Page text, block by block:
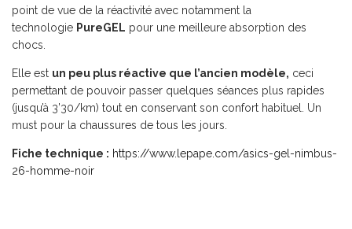
point de vue de la réactivité avec notamment la
technologie PureGEL pour une meilleure absorption des
chocs.
Elle est un peu plus réactive que l’ancien modèle, ceci
permettant de pouvoir passer quelques séances plus rapides
(jusqu’à 3’30/km) tout en conservant son confort habituel. Un
must pour la chaussures de tous les jours.
Fiche technique : https://www.lepape.com/asics-gel-nimbus-
26-homme-noir